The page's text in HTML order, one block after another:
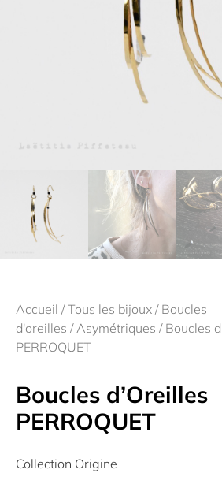
Accueil /Tous les bijoux / Boucles
d'oreilles /Asymétriques / Boucles
PERROQUET
Boucles d’Oreilles
PERROQUET
Collection Origine